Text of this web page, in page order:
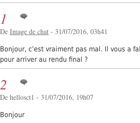
1
De Image de chat - 31/07/2016, 03h41
Bonjour, c’est vraiment pas mal. Il vous a
pour arriver au rendu final ?
2
De hellosct1 - 31/07/2016, 19h07
Bonjour